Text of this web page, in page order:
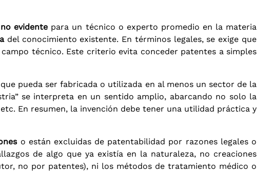
evidente para un técnico o experto promedio en la materia
del conocimiento existente. En términos legales, se exige que
técnico. Este criterio evita conceder patentes a simples
pueda ser fabricada o utilizada en al menos un sector de la
se interpreta en un sentido amplio, abarcando no solo la
En resumen, la invención debe tener una utilidad práctica y
o están excluidas de patentabilidad por razones legales o
de algo que ya existía en la naturaleza, no creaciones
no por patentes), ni los métodos de tratamiento médico o